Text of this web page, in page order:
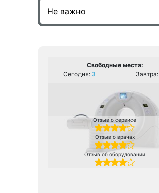
Свободные места:
Сегодня: 3 Завтра:
Отзыв о сервисе
Отзыв о врачах
Отзыв об оборудовании